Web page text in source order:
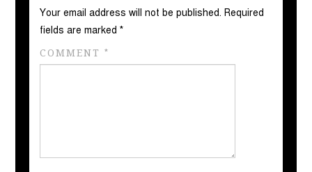
Your email address will not be published. Required
fields are marked*
COMMENT*